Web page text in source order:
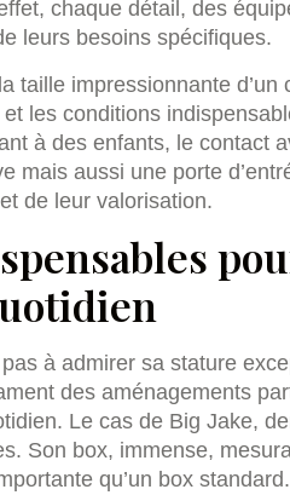
chaque détail, des
leurs besoins spécifiques.
taille impressionnante d’un
les conditions
à des enfants, le contact
mais aussi une porte
de leur valorisation.
à admirer sa stature
des aménagements
Le cas de Big Jake,
Son box, immense,
qu’un box